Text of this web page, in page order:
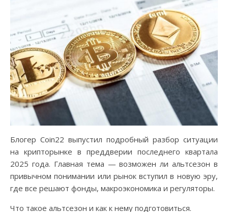
Блогер Coin22 выпустил подробный разбор ситуации
на крипторынке в преддверии последнего квартала
2025 года. Главная тема — возможен ли альтсезон в
привычном понимании или рынок вступил в новую эру,
где все решают фонды, макроэкономика и регуляторы.
Что такое альтсезон и как к нему подготовиться.